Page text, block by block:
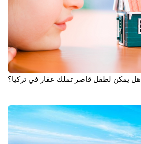
هل يمكن لطفل قاصر تملك عقار في تركيا؟